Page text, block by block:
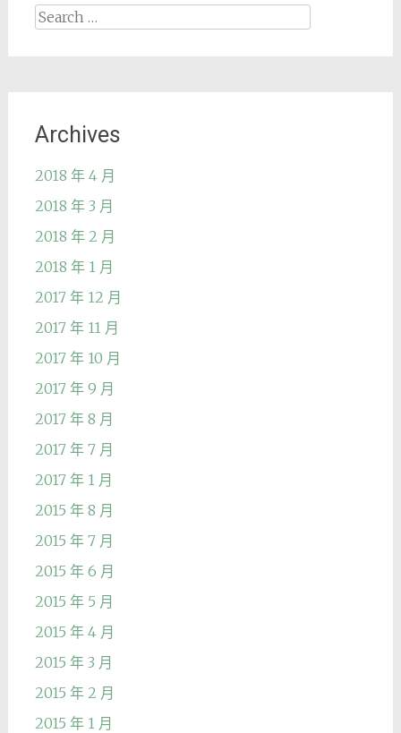
Search
for:
Archives
2018 年 4 月
2018 年 3 月
2018 年 2 月
2018 年 1 月
2017 年 12 月
2017 年 11 月
2017 年 10 月
2017 年 9 月
2017 年 8 月
2017 年 7 月
2017 年 1 月
2015 年 8 月
2015 年 7 月
2015 年 6 月
2015 年 5 月
2015 年 4 月
2015 年 3 月
2015 年 2 月
2015 年 1 月